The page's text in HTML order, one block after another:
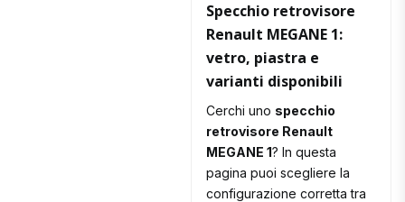
Specchio retrovisore
Renault MEGANE 1:
vetro, piastra e
varianti disponibili
Cerchi uno specchio
retrovisore Renault
MEGANE 1? In questa
pagina puoi scegliere la
configurazione corretta tra